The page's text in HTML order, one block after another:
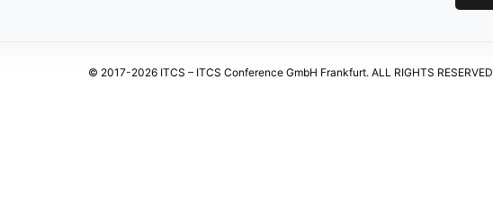
© 2017-2026 ITCS – ITCS Conference GmbH Frankfurt. ALL RIGHTS